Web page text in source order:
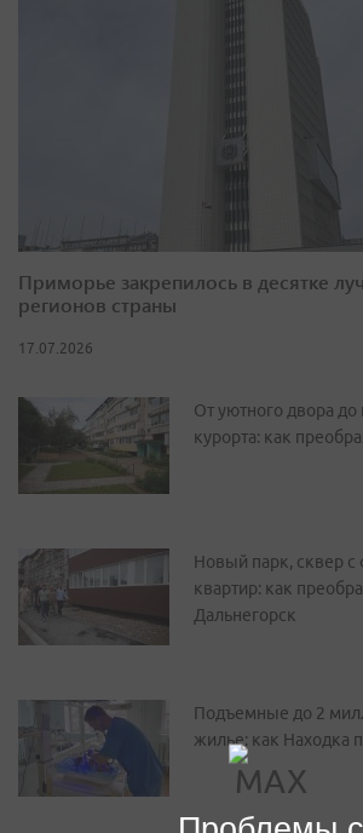
Приморье закрепилось в десятке
регионов страны
17.07.2026
От уютного двора
курорта: как
Новый парк, сквер с
квартир: как
Дальнегорск
Подъемные до 2
жилье: как Находка